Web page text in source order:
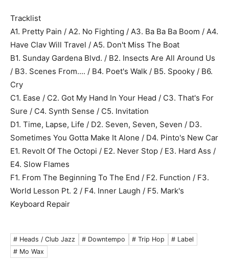
その他
メールアドレス（必須）
Tracklist
A1. Pretty Pain / A2. No Fighting / A3. Ba Ba Ba Boom / A4.
Have Clav Will Travel / A5. Don't Miss The Boat
B1. Sunday Gardena Blvd. / B2. Insects Are All Around Us
/ B3. Scenes From.... / B4. Poet's Walk / B5. Spooky / B6.
Cry
C1. Ease / C2. Got My Hand In Your Head / C3. That's For
Sure / C4. Synth Sense / C5. Invitation
D1. Time, Lapse, Life / D2. Seven, Seven, Seven / D3.
Sometimes You Gotta Make It Alone / D4. Pinto's New Car
E1. Revolt Of The Octopi / E2. Never Stop / E3. Hard Ass /
E4. Slow Flames
F1. From The Beginning To The End / F2. Function / F3.
World Lesson Pt. 2 / F4. Inner Laugh / F5. Mark's
Keyboard Repair
# Heads / Club Jazz # Downtempo # Trip Hop
# Label
# Mo Wax